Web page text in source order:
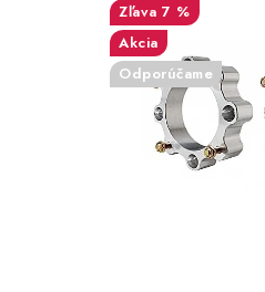
e
pp
7 %
Akcia
Odporúčame